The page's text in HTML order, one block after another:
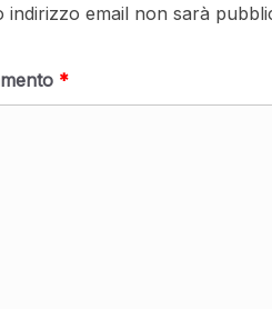
indirizzo email non sarà
*